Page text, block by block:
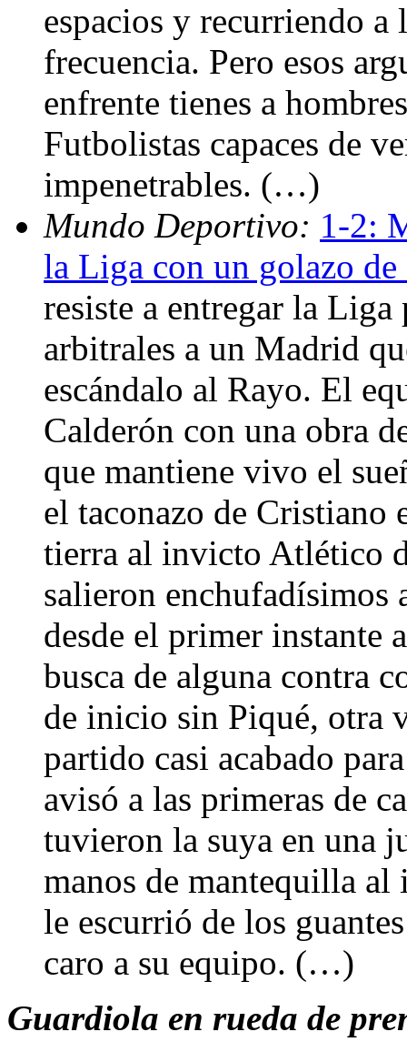
espacios y recurriendo a
frecuencia. Pero esos
enfrente tienes a
Futbolistas capaces de
impenetrables. (…)
Mundo Deportivo: 1-2:
la Liga con un golazo
resiste a entregar la Liga
arbitrales a un Madrid
escándalo al Rayo. El
Calderón con una obra
que mantiene vivo el
el taconazo de Cristiano
tierra al invicto Atlético
salieron
desde el primer instante
busca de alguna contra
de inicio sin Piqué, otra
partido casi acabado
avisó a las primeras de
tuvieron la suya en una
manos de mantequilla al
le escurrió de los
caro a su equipo. (…)
Guardiola en rueda de